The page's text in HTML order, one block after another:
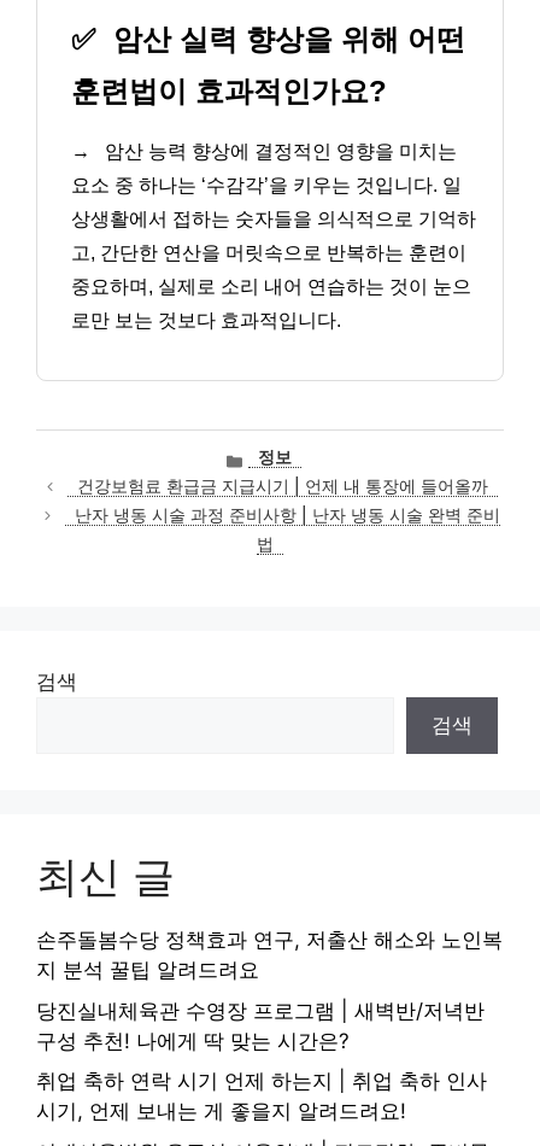
✅
암산 실력 향상을 위해 어떤
훈련법이 효과적인가요?
→
암산 능력 향상에 결정적인 영향을 미치는
요소 중 하나는 ‘수감각’을 키우는 것입니다. 일
상생활에서 접하는 숫자들을 의식적으로 기억하
고, 간단한 연산을 머릿속으로 반복하는 훈련이
중요하며, 실제로 소리 내어 연습하는 것이 눈으
로만 보는 것보다 효과적입니다.
카
테
고
리
정보
건강보험료 환급금 지급시기 | 언제 내 통장에 들어올까
난자 냉동 시술 과정 준비사항 | 난자 냉동 시술 완벽 준비
법
검색
검색
최신 글
손주돌봄수당 정책효과 연구, 저출산 해소와 노인복
지 분석 꿀팁 알려드려요
당진실내체육관 수영장 프로그램 | 새벽반/저녁반
구성 추천! 나에게 딱 맞는 시간은?
취업 축하 연락 시기 언제 하는지 | 취업 축하 인사
시기, 언제 보내는 게 좋을지 알려드려요!